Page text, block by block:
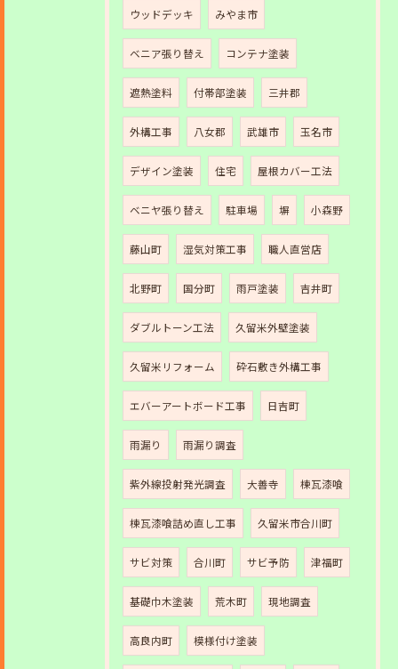
ウッドデッキ みやま市
ベニア張り替え コンテナ塗装
遮熱塗料 付帯部塗装 三井郡
外構工事 八女郡 武雄市 玉名市
デザイン塗装 住宅 屋根カバー工法
ベニヤ張り替え 駐車場 塀 小森野
藤山町 湿気対策工事 職人直営店
北野町 国分町 雨戸塗装 吉井町
ダブルトーン工法 久留米外壁塗装
久留米リフォーム 砕石敷き外構工事
エバーアートボード工事 日吉町
雨漏り 雨漏り調査
紫外線投射発光調査 大善寺 棟瓦漆喰
棟瓦漆喰詰め直し工事 久留米市合川町
サビ対策 合川町 サビ予防 津福町
基礎巾木塗装 荒木町 現地調査
高良内町 模様付け塗装